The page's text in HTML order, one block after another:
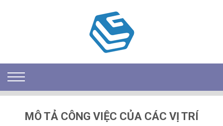
MÔ TẢ CÔNG VIỆC CỦA CÁC VỊ TRÍ